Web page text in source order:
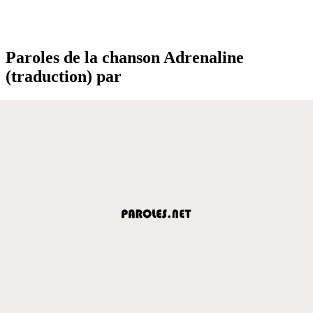
Paroles de la chanson Adrenaline
(traduction) par